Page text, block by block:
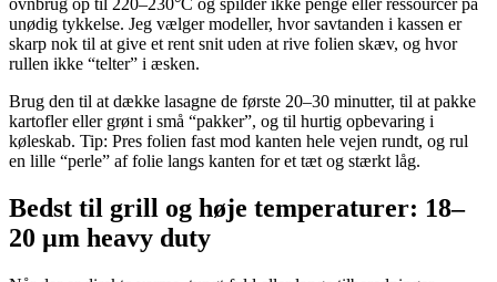
ovnbrug op til 220–230°C og spilder ikke penge eller ressourcer på
unødig tykkelse. Jeg vælger modeller, hvor savtanden i kassen er
skarp nok til at give et rent snit uden at rive folien skæv, og hvor
rullen ikke “telter” i æsken.
Brug den til at dække lasagne de første 20–30 minutter, til at pakke
kartofler eller grønt i små “pakker”, og til hurtig opbevaring i
køleskab. Tip: Pres folien fast mod kanten hele vejen rundt, og rul
en lille “perle” af folie langs kanten for et tæt og stærkt låg.
Bedst til grill og høje temperaturer: 18–
20 µm heavy duty